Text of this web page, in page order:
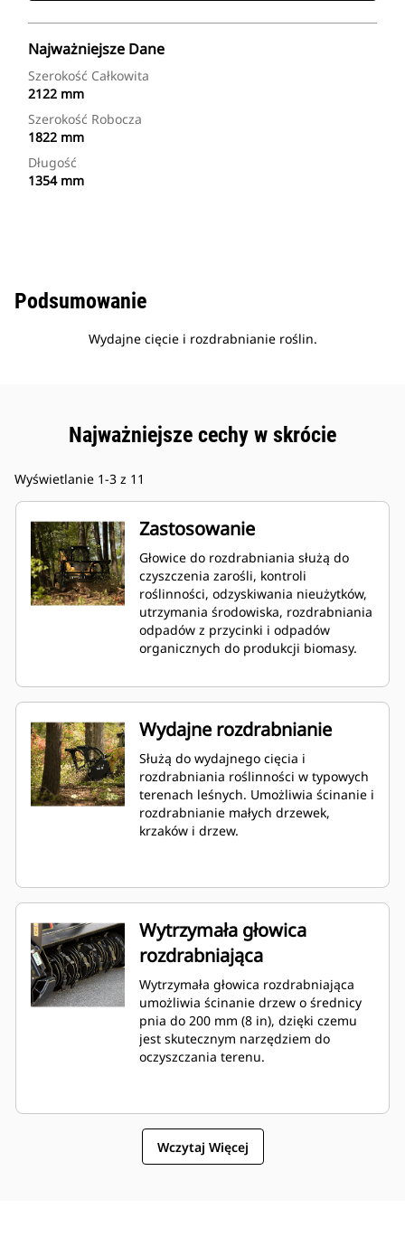
Najważniejsze Dane
Szerokość Całkowita
2122 mm
Szerokość Robocza
1822 mm
Długość
1354 mm
Podsumowanie
Wydajne cięcie i rozdrabnianie roślin.
Najważniejsze cechy w skrócie
Wyświetlanie 1-3 z 11
Zastosowanie
Głowice do rozdrabniania służą do
czyszczenia zarośli, kontroli
roślinności, odzyskiwania nieużytków,
utrzymania środowiska, rozdrabniania
odpadów z przycinki i odpadów
organicznych do produkcji biomasy.
Wydajne rozdrabnianie
Służą do wydajnego cięcia i
rozdrabniania roślinności w typowych
terenach leśnych. Umożliwia ścinanie i
rozdrabnianie małych drzewek,
krzaków i drzew.
Wytrzymała głowica
rozdrabniająca
Wytrzymała głowica rozdrabniająca
umożliwia ścinanie drzew o średnicy
pnia do 200 mm (8 in), dzięki czemu
jest skutecznym narzędziem do
oczyszczania terenu.
Wczytaj Więcej